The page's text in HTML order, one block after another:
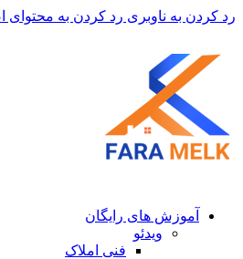
رد کردن به ناوبری رد کردن به محتوای
آموزش های رایگان
ویدئو
فنی املاک